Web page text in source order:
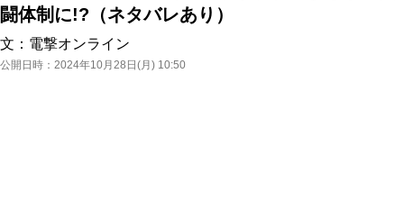
闘体制に!?（ネタバレあり）
文： 電撃オンライン
公開日時： 2024年10月28日(月) 10:50